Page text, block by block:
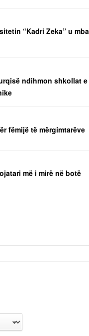
“Kadri Zeka” u
ndihmon shkollat
fëmijë të mërgimtarëve
më i mirë në botë